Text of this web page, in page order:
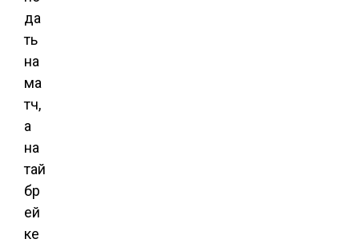
да
ть
на
ма
тч,
а
на
тай
бр
ей
ке